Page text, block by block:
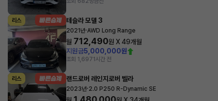
리스 테슬라 모델 3
2021년·AWD Long Range
월 712,490원 X49개월
지원금5,000,000원
조회 1,6971시간 전
리스 랜드로버 레인지로버 벨라
2023년·2.0 P250 R-Dynamic SE